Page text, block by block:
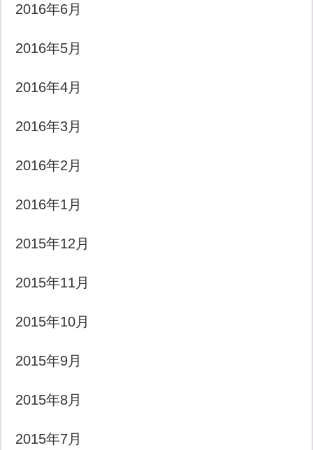
2016年6月
2016年5月
2016年4月
2016年3月
2016年2月
2016年1月
2015年12月
2015年11月
2015年10月
2015年9月
2015年8月
2015年7月